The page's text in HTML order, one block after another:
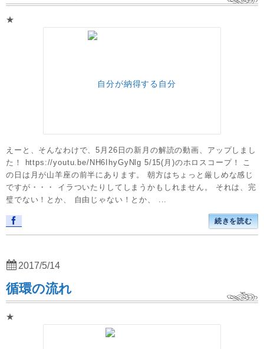
★
えーと、そんなわけで、5月26日の新月の解読の動画、アップしまし
た！ https://youtu.be/NH6IhyGyNlg 5/15(月)のホロスコープ！ こ
の日は月が山羊座の前半にあります。 朝方はちょっと厳しめな感じ
ですが・・・ イラついたりしてしまうかもしれません。 それは、完
璧でない！とか、 自由じゃない！とか、 ...
続きを読む
循環の流れ
★
2017/5/14